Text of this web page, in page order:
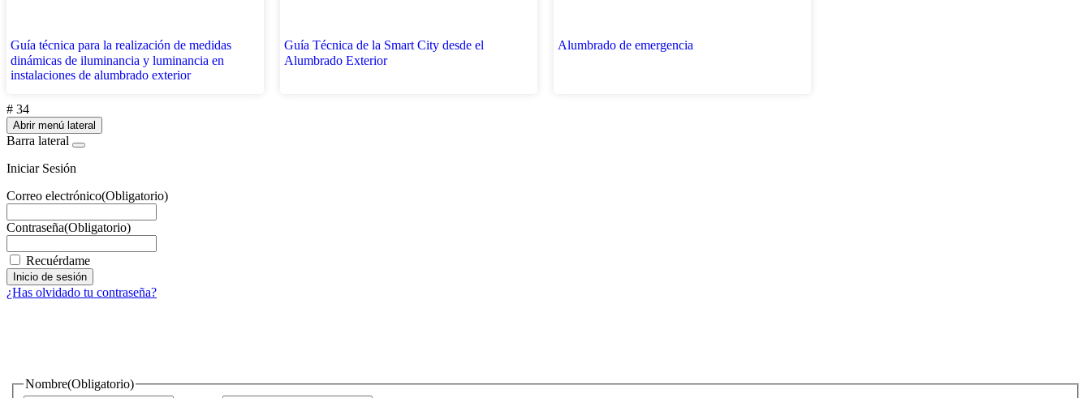
Guía técnica para la realización de medidas
dinámicas de iluminancia y luminancia en
instalaciones de alumbrado exterior
Guía Técnica de la Smart City desde el
Alumbrado Exterior
Alumbrado de emergencia
# 34
Abrir menú lateral
Barra lateral
Iniciar Sesión
Correo electrónico(Obligatorio)
Contraseña(Obligatorio)
Recuérdame
¿Has olvidado tu contraseña?
Nombre(Obligatorio)